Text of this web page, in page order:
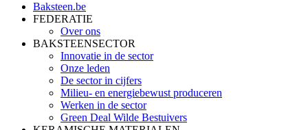
Baksteen.be
FEDERATIE
Over ons
BAKSTEENSECTOR
Innovatie in de sector
Onze leden
De sector in cijfers
Milieu- en energiebewust produceren
Werken in de sector
Green Deal Wilde Bestuivers